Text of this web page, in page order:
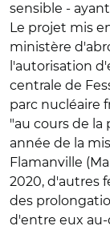
sensible -
Le projet mis
ministère
l'autorisation
centrale de
parc nucléaire
"au cours de la
année de la
Flamanville
2020, d'autres
des
d'entre eux